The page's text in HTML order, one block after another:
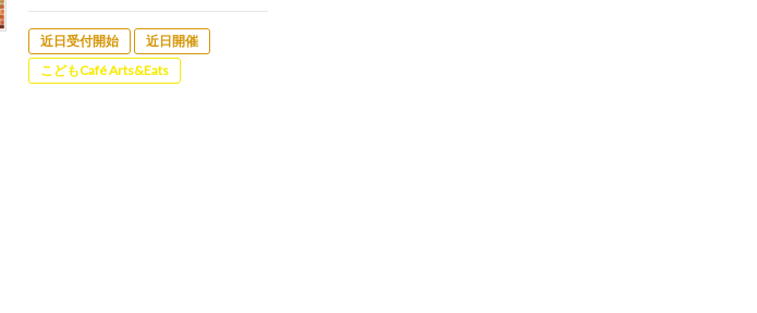
近日受付開始
近日開催
こどもCafé Arts&Eats